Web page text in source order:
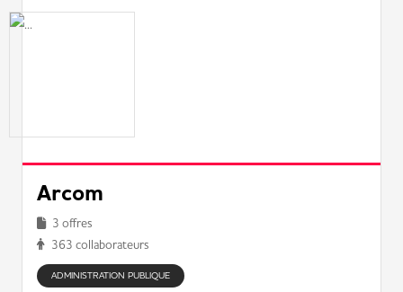
Arcom
3 offres
363 collaborateurs
ADMINISTRATION PUBLIQUE